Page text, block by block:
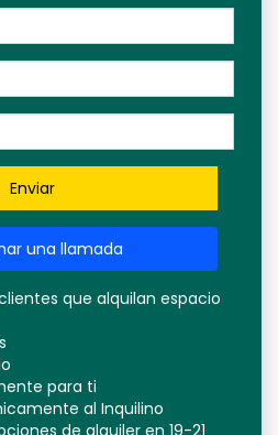
Enviar
una llamada
que alquilan espacio
para ti
al Inquilino
de alquiler en 19-21